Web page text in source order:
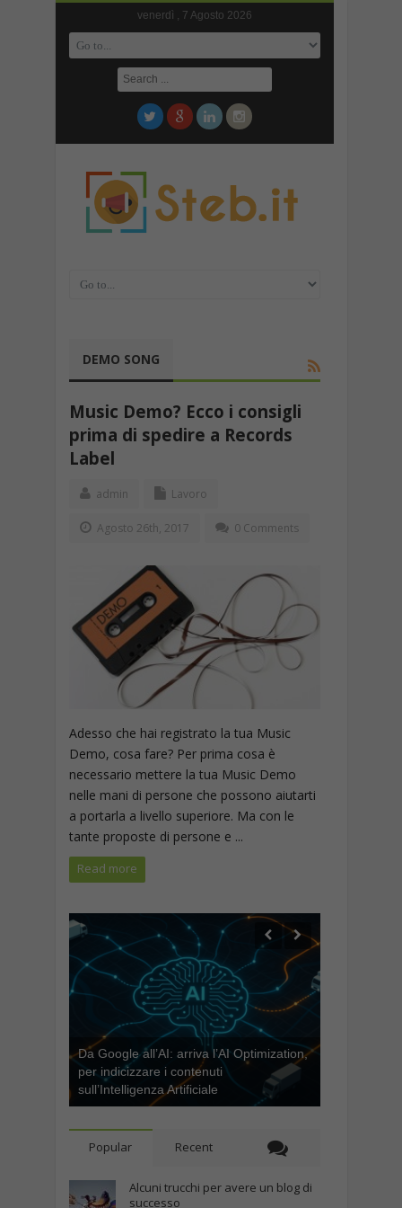
venerdì , 7 Agosto 2026
DEMO SONG
Music Demo? Ecco i consigli
prima di spedire a Records
Label
admin Lavoro
Agosto 26th, 2017 0 Comments
Adesso che hai registrato la tua Music
Demo, cosa fare? Per prima cosa è
necessario mettere la tua Music Demo
nelle mani di persone che possono aiutarti
a portarla a livello superiore. Ma con le
tante proposte di persone e ...
Read more
Da Google all’AI: arriva l’AI Optimization,
per indicizzare i contenuti
sull’Intelligenza Artificiale
Popular Recent
Alcuni trucchi per avere un blog di
successo